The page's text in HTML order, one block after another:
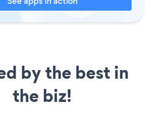
by the best in
the biz!